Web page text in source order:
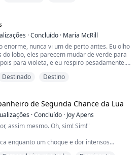
O detetive Marks descobre isso pouco
·Concluído · Maria McRill
enorme, nunca vi um de perto antes. Eu olho
do lobo, eles parecem mudar de verde para
para violeta, e eu respiro pesadamente.
não me importo. É quase como se eu
me que você vai sobreviver", eu olho para a
me fazer cumprir minha pa...
Destinado Destino
de Segunda Chance da Lua
·Concluído · Joy Apens
assim mesmo. Oh, sim! Sim!"
enquanto um choque e dor intensos